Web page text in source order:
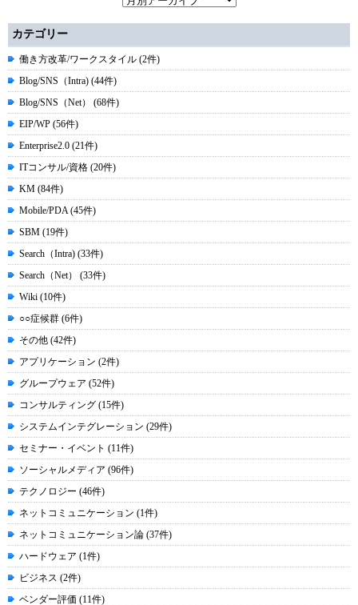
カテゴリー
働き方改革/ワークスタイル (2件)
Blog/SNS（Intra) (44件)
Blog/SNS（Net） (68件)
EIP/WP (56件)
Enterprise2.0 (21件)
ITコンサル/資格 (20件)
KM (84件)
Mobile/PDA (45件)
SBM (19件)
Search（Intra) (33件)
Search（Net） (33件)
Wiki (10件)
○○症候群 (6件)
その他 (42件)
アプリケーション (2件)
グループウェア (52件)
コンサルティング (15件)
システムインテグレーション (29件)
セミナー・イベント (11件)
ソーシャルメディア (96件)
テクノロジー (46件)
ネットコミュニケーション (1件)
ネットコミュニケーション論 (37件)
ハードウェア (1件)
ビジネス (2件)
ベンダー評価 (11件)